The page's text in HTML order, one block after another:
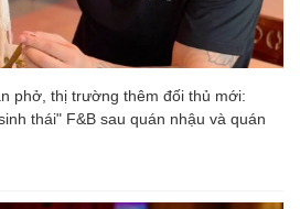
phở, thị trường thêm đối thủ mới:
thái" F&B sau quán nhậu và quán